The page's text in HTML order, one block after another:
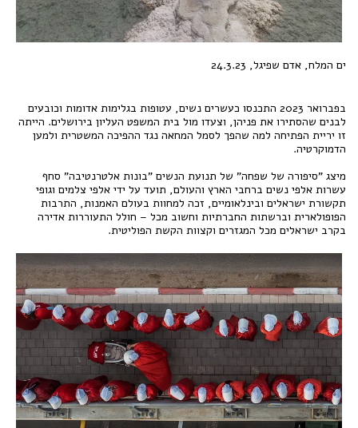
ים המלח, אדם שפיגל, 24.3.23
בפברואר 2023 התכנסו כעשרים נשים, עטופות בגלימות אדומות וכובעים
לבנים שהסתירו את פניהן, וצעדו מול בית המשפט העליון בירושלים. הייתה
זו יריית הפתיחה למה שהפך לסמל המחאה נגד ההפיכה המשטרית ולמען
הדמוקרטיה.
מיצג "סיפורה של שפחה" של תנועת הנשים "בונות אלטרנטיבה" סחף
עשרות אלפי נשים ברחבי הארץ והעולם, תועד על ידי אלפי צלמים וגופי
תקשורת ישראלים ובינלאומיים, זכה למחוות בעולם האמנות, התרבות
הפופולארית וברשתות החברתיות וחשוב מכל – חולל התעוררות אדירה
בקרב ישראלים מכל המגזרים וקצוות הקשת הפוליטית.